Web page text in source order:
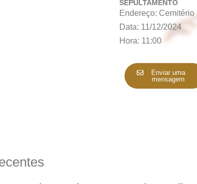
SEPULTAMENTO
Endereço:
Data: 11/12/2024
Hora: 11:00
Enviar uma
mensagem